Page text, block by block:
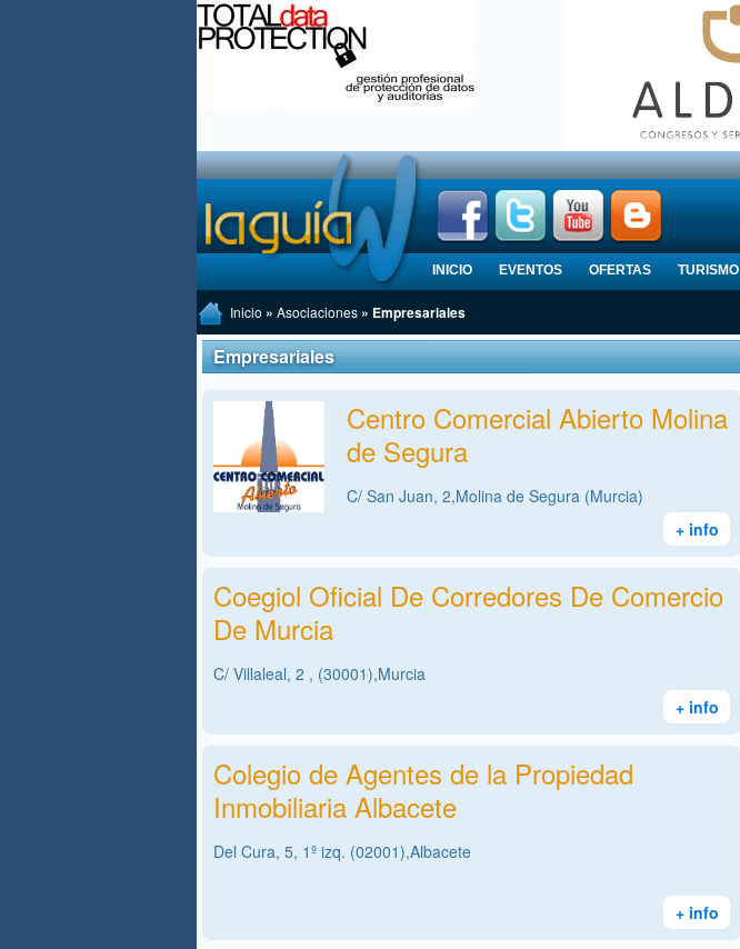
INICIO EVENTOS OFERTAS TURISMO
Inicio » Asociaciones » Empresariales
Empresariales
Centro Comercial Abierto Molina
de Segura
C/ San Juan, 2,Molina de Segura (Murcia)
+ info
Coegiol Oficial De Corredores De Comercio
De Murcia
C/ Villaleal, 2 , (30001),Murcia
+ info
Colegio de Agentes de la Propiedad
Inmobiliaria Albacete
Del Cura, 5, 1º izq. (02001),Albacete
+ info